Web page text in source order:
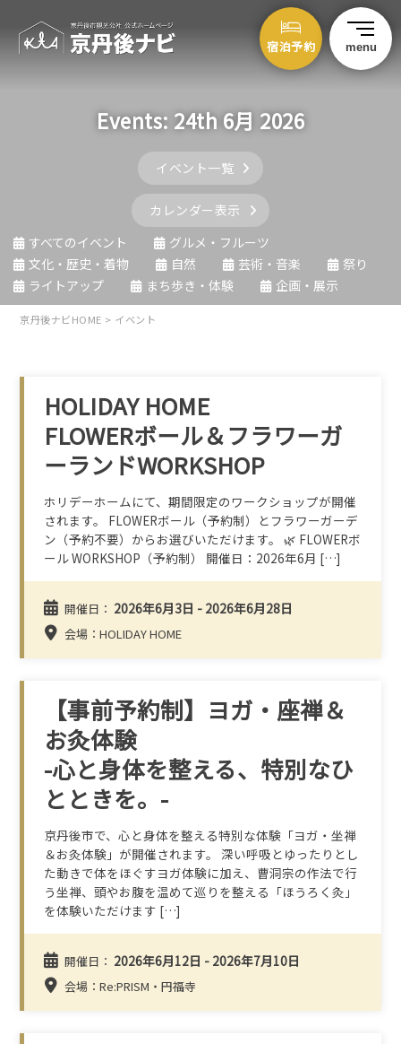
宿泊予約 menu
Events: 24th 6月 2026
イベント一覧
カレンダー表示
すべてのイベント
グルメ・フルーツ
文化・歴史・着物
自然 芸術・音楽
祭り
ライトアップ
まち歩き・体験 企画・展示
京丹後ナビHOME > イベント
HOLIDAY HOME
FLOWERボール＆フラワーガ
ーランドWORKSHOP
ホリデーホームにて、期間限定のワークショップが開催
されます。 FLOWERボール（予約制）とフラワーガーデ
ン（予約不要）からお選びいただけます。 🌿 FLOWERボ
ール WORKSHOP（予約制） 開催日：2026年6月 […]
開催日： 2026年6月3日 - 2026年6月28日
会場：HOLIDAY HOME
【事前予約制】ヨガ・座禅＆
お灸体験
-心と身体を整える、特別なひ
とときを。-
京丹後市で、心と身体を整える特別な体験「ヨガ・坐禅
＆お灸体験」が開催されます。 深い呼吸とゆったりとし
た動きで体をほぐすヨガ体験に加え、曹洞宗の作法で行
う坐禅、頭やお腹を温めて巡りを整える「ほうろく灸」
を体験いただけます […]
開催日： 2026年6月12日 - 2026年7月10日
会場：Re:PRISM・円福寺